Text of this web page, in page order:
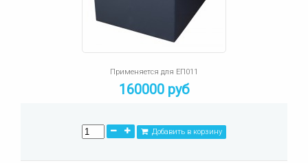
Применяется для ЕП011
160000 руб
Добавить в корзину